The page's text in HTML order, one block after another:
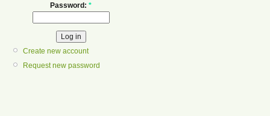
Password: *
Create new account
Request new password